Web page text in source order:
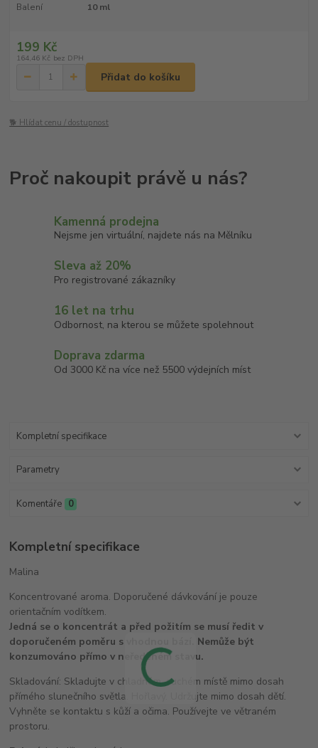
Balení
10 ml
199 Kč
164,46 Kč bez DPH
Přidat do košíku
🐕 Hlídat cenu / dostupnost
Kamenná prodejna
Nejsme jen virtuální, najdete nás na Mělníku
Sleva až 20%
Pro registrované zákazníky
16 let na trhu
Odbornost, na kterou se můžete spolehnout
Doprava zdarma
Od 3000 Kč na více než 5500 výdejních míst
Kompletní specifikace
Parametry
Komentáře 0
Kompletní specifikace
Malina
Koncentrované aroma. Doporučené dávkování je pouze
orientačním vodítkem.
Jedná se o koncentrát a před požitím se musí ředit v
doporučeném poměru s vhodnou bází. Nemůže být
konzumováno přímo v neředěném stavu.
Skladování: Skladujte v chladném, suchém místě mimo dosah
přímého slunečního světla. Hořlavý. Udržujte mimo dosah dětí.
Vyhněte se kontaktu s kůží a očima. Používejte ve větraném
prostoru.